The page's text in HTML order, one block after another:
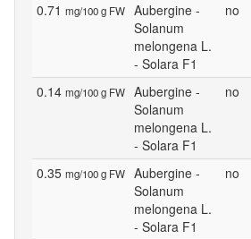
0.71 mg/100 g FW
Aubergine -
Solanum
melongena L.
- Solara F1
no
0.14 mg/100 g FW
Aubergine -
Solanum
melongena L.
- Solara F1
no
0.35 mg/100 g FW
Aubergine -
Solanum
melongena L.
- Solara F1
no